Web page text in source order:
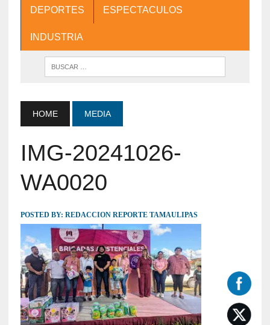
DEPORTES ESPECTACULOS
INDUSTRIA
HOME MEDIA
IMG-20241026-
WA0020
POSTED BY: REDACCION REPORTE TAMAULIPAS